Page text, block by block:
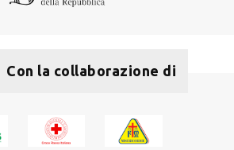
Con la collaborazione di